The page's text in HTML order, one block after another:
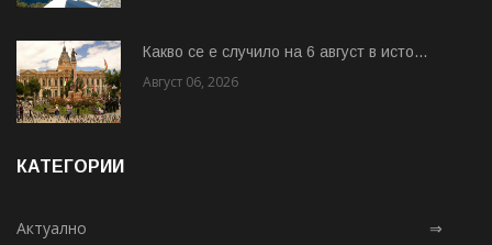
Какво се е случило на 6 август в исто...
Август 06, 2026
КАТЕГОРИИ
Актуално ⇒